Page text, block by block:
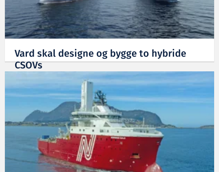
Vard skal designe og bygge to hybride
CSOVs